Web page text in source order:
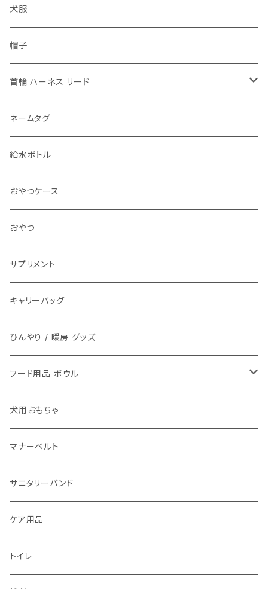
犬服
帽子
首輪 ハーネス リード
首輪
ハーネス 胴輪
リード
アクセサリ チョーカー
ネームタグ
給水ボトル
おやつケース
おやつ
サプリメント
キャリーバッグ
ひんやり / 暖房 グッズ
フード用品 ボウル
フードボウル
犬用おもちゃ
マナーベルト
サニタリーバンド
ケア用品
トイレ